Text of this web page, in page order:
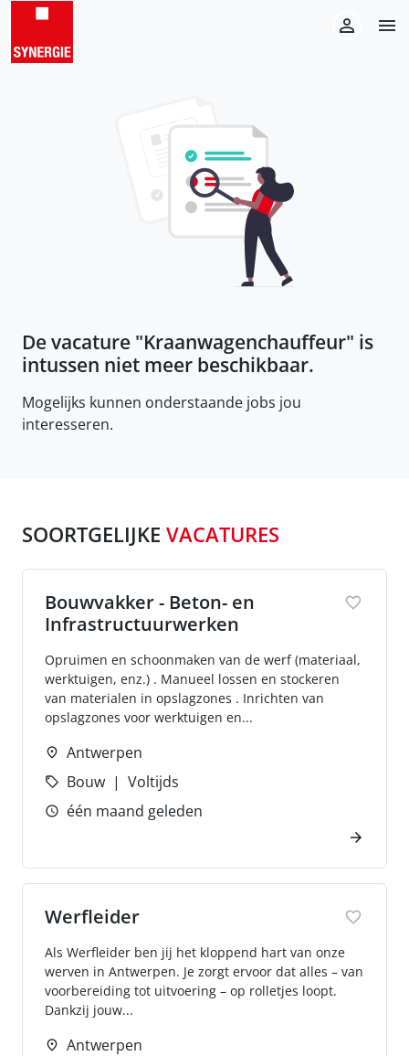
De vacature "Kraanwagenchauffeur" is
intussen niet meer beschikbaar.
Mogelijks kunnen onderstaande jobs jou
interesseren.
SOORTGELIJKE VACATURES
Bouwvakker - Beton- en
Infrastructuurwerken
Opruimen en schoonmaken van de werf (materiaal,
werktuigen, enz.) . Manueel lossen en stockeren
van materialen in opslagzones . Inrichten van
opslagzones voor werktuigen en...
Antwerpen
Bouw
Voltijds
één maand geleden
Werfleider
Als Werfleider ben jij het kloppend hart van onze
werven in Antwerpen. Je zorgt ervoor dat alles – van
voorbereiding tot uitvoering – op rolletjes loopt.
Dankzij jouw...
Antwerpen